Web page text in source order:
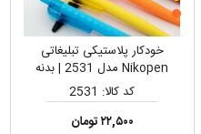
خودکار پلاستیکی تبلیغاتی
Nikopen مدل 2531 | بدنه
مقاوم و سبک، مناسب چاپ تامپو
و لیزری لوگو
کد کالا: 2531
۲۲,۵۰۰ تومان